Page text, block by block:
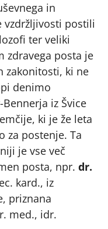
in
vzdržljivosti postili
ter veliki
zdravega posta je
zakonitosti, ki ne
denimo
iz Švice
ki je že leta
za postenje. Ta
je vse več
posta, npr. dr.
kard., iz
priznana
med., idr.